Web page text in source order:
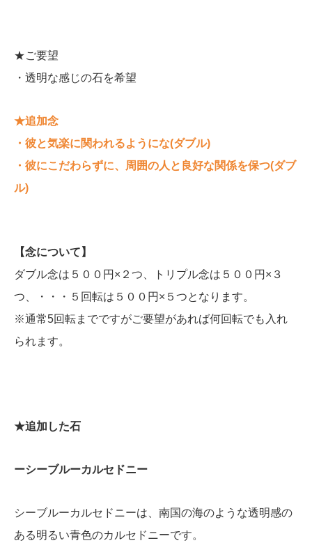
★ご要望
・透明な感じの石を希望
★追加念
・彼と気楽に関われるようにな(ダブル)
・彼にこだわらずに、周囲の人と良好な関係を保つ(ダブ
ル)
【念について】
ダブル念は５００円×２つ、トリプル念は５００円×３
つ、・・・５回転は５００円×５つとなります。
※通常5回転までですがご要望があれば何回転でも入れ
られます。
★追加した石
ーシーブルーカルセドニー
シーブルーカルセドニーは、南国の海のような透明感の
ある明るい青色のカルセドニーです。